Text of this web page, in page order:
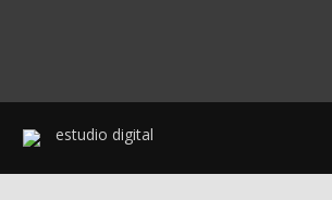
estudio digital